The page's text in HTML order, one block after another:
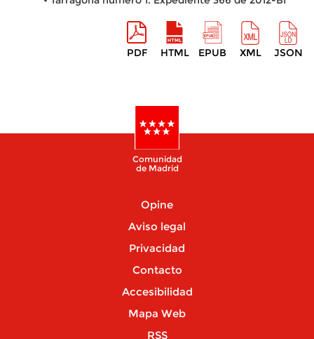
PDF HTML EPUB XML JSON
Comunidad
de Madrid
Opine
Aviso legal
Privacidad
Contacto
Accesibilidad
Mapa Web
RSS